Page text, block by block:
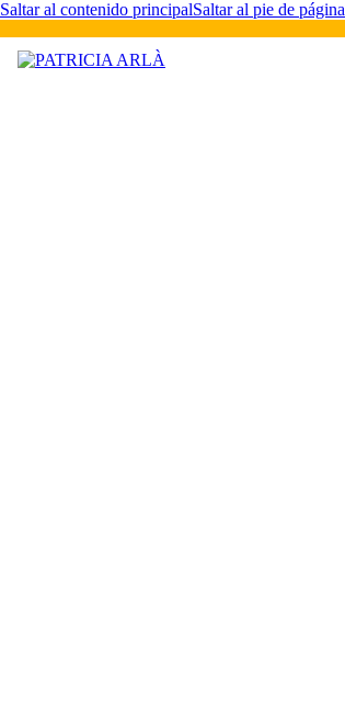
Saltar al contenido principalSaltar al pie de página